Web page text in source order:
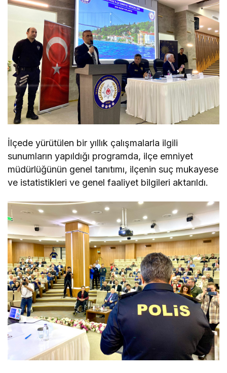
İlçede yürütülen bir yıllık çalışmalarla ilgili
sunumların yapıldığı programda, ilçe emniyet
müdürlüğünün genel tanıtımı, ilçenin suç mukayese
ve istatistikleri ve genel faaliyet bilgileri aktarıldı.